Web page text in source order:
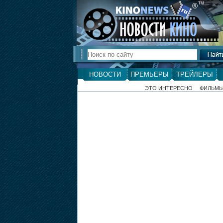
®ТМ
НОВОСТИ ПРЕМЬЕРЫ ТРЕЙЛЕРЫ
ЭТО ИНТЕРЕСНО